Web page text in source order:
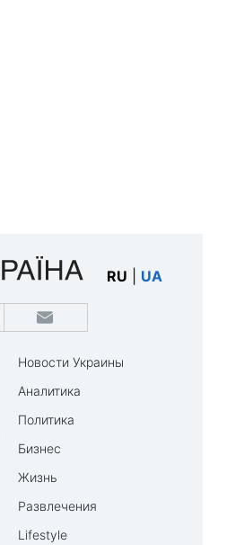
RU UA
Новости Украины
Аналитика
Политика
Бизнес
Жизнь
Развлечения
Lifestyle